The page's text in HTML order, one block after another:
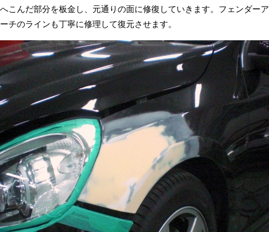
へこんだ部分を板金し、元通りの面に修復していきます。フェンダーア
ーチのラインも丁寧に修理して復元させます。